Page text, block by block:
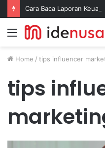
Cara Baca Laporan
Menu
Home / tips influencer
tips